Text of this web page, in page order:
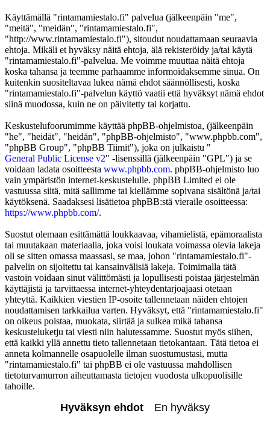
Käyttämällä "rintamamiestalo.fi" palvelua (jälkeenpäin "me",
"meitä", "meidän", "rintamamiestalo.fi",
"http://www.rintamamiestalo.fi"), sitoudut noudattamaan seuraavia
ehtoja. Mikäli et hyväksy näitä ehtoja, älä rekisteröidy ja/tai käytä
"rintamamiestalo.fi"-palvelua. Me voimme muuttaa näitä ehtoja
koska tahansa ja teemme parhaamme informoidaksemme sinua. On
kuitenkin suositeltavaa lukea nämä ehdot säännöllisesti, koska
"rintamamiestalo.fi"-palvelun käyttö vaatii että hyväksyt nämä ehdot
siinä muodossa, kuin ne on päivitetty tai korjattu.
Keskustelufoorumimme käyttää phpBB-ohjelmistoa, (jälkeenpäin
"he", "heidät", "heidän", "phpBB-ohjelmisto", "www.phpbb.com",
"phpBB Group", "phpBB Tiimit"), joka on julkaistu "
General Public License v2" -lisenssillä (jälkeenpäin "GPL") ja se
voidaan ladata osoitteesta www.phpbb.com. phpBB-ohjelmisto luo
vain ympäristön internet-keskustelulle. phpBB Limited ei ole
vastuussa siitä, mitä sallimme tai kiellämme sopivana sisältönä ja/tai
käytöksenä. Saadaksesi lisätietoa phpBB:stä vieraile osoitteessa:
https://www.phpbb.com/.
Suostut olemaan esittämättä loukkaavaa, vihamielistä, epämoraalista
tai muutakaan materiaalia, joka voisi loukata voimassa olevia lakeja
oli se sitten omassa maassasi, se maa, johon "rintamamiestalo.fi"-
palvelin on sijoitettu tai kansainvälisiä lakeja. Toimimalla tätä
vastoin voidaan sinut välittömästi ja lopullisesti poistaa järjestelmän
käyttäjistä ja tarvittaessa internet-yhteydentarjoajaasi otetaan
yhteyttä. Kaikkien viestien IP-osoite tallennetaan näiden ehtojen
noudattamisen tarkkailua varten. Hyväksyt, että "rintamamiestalo.fi"
on oikeus poistaa, muokata, siirtää ja sulkea mikä tahansa
keskusteluketju tai viesti niin halutessamme. Suostut myös siihen,
että kaikki yllä annettu tieto tallennetaan tietokantaan. Tätä tietoa ei
anneta kolmannelle osapuolelle ilman suostumustasi, mutta
"rintamamiestalo.fi" tai phpBB ei ole vastuussa mahdollisen
tietoturvamurron aiheuttamasta tietojen vuodosta ulkopuolisille
tahoille.